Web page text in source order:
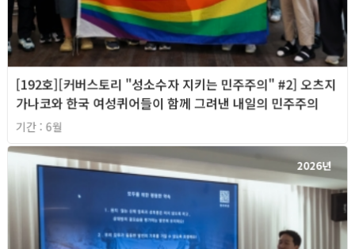
[192호][커버스토리 "성소수자 지키는 민주주의" #2] 오츠지
가나코와 한국 여성퀴어들이 함께 그려낸 내일의 민주주의
기간 : 6월
2026년